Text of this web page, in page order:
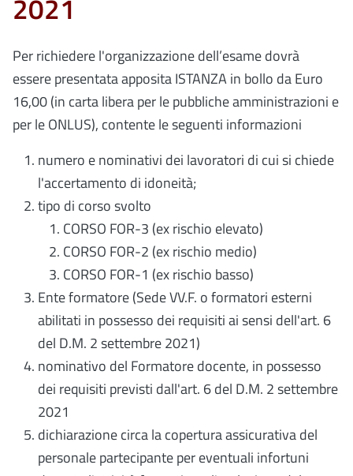
2021
Per richiedere l'organizzazione dell’esame dovrà
essere presentata apposita ISTANZA in bollo da Euro
16,00 (in carta libera per le pubbliche amministrazioni e
per le ONLUS), contente le seguenti informazioni
numero e nominativi dei lavoratori di cui si chiede
l'accertamento di idoneità;
tipo di corso svolto
CORSO FOR-3 (ex rischio elevato)
CORSO FOR-2 (ex rischio medio)
CORSO FOR-1 (ex rischio basso)
Ente formatore (Sede VV.F. o formatori esterni
abilitati in possesso dei requisiti ai sensi dell'art. 6
del D.M. 2 settembre 2021)
nominativo del Formatore docente, in possesso
dei requisiti previsti dall'art. 6 del D.M. 2 settembre
2021
dichiarazione circa la copertura assicurativa del
personale partecipante per eventuali infortuni